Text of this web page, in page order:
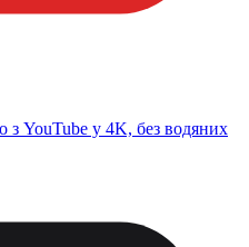
з YouTube у 4K, без водяних